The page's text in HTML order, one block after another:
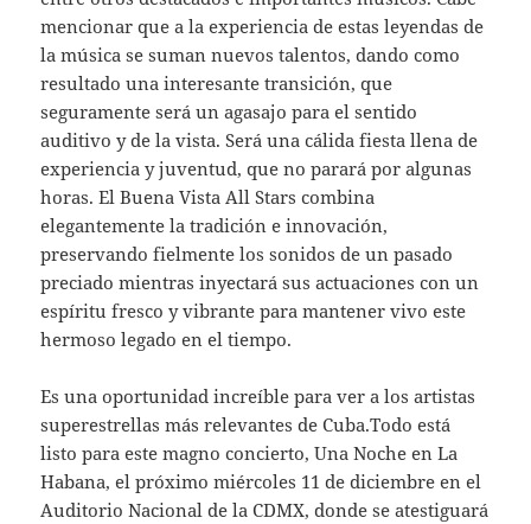
mencionar que a la experiencia de estas leyendas de
la música se suman nuevos talentos, dando como
resultado una interesante transición, que
seguramente será un agasajo para el sentido
auditivo y de la vista. Será una cálida fiesta llena de
experiencia y juventud, que no parará por algunas
horas. El Buena Vista All Stars combina
elegantemente la tradición e innovación,
preservando fielmente los sonidos de un pasado
preciado mientras inyectará sus actuaciones con un
espíritu fresco y vibrante para mantener vivo este
hermoso legado en el tiempo.
Es una oportunidad increíble para ver a los artistas
superestrellas más relevantes de Cuba.Todo está
listo para este magno concierto, Una Noche en La
Habana, el próximo miércoles 11 de diciembre en el
Auditorio Nacional de la CDMX, donde se atestiguará